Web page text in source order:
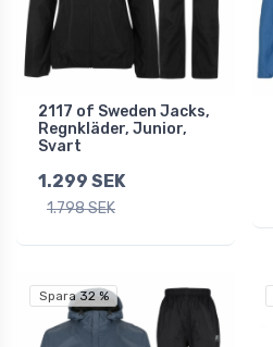
2117 of Sweden Jacks,
Regnkläder, Junior,
Svart
1.299 SEK
1.798 SEK
Spara 32 %